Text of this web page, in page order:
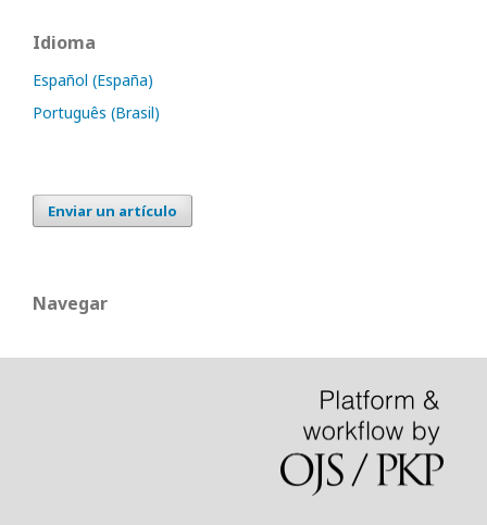
Idioma
Español (España)
Português (Brasil)
Enviar un artículo
Navegar